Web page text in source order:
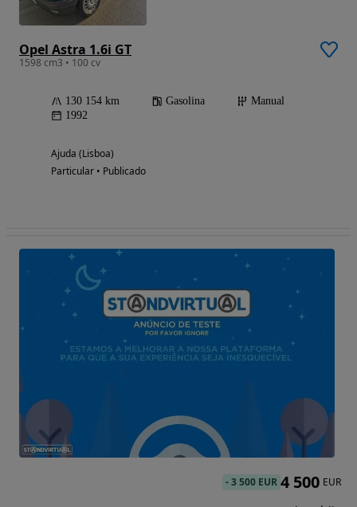
Opel Astra 1.6i GT
1598 cm3 • 100 cv
130 154 km Gasolina
Manual
1992
Ajuda (Lisboa)
Particular • Publicado
-3 500 EUR 4 500 EUR